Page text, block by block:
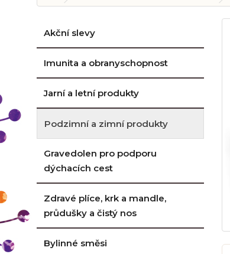
Akční slevy
Imunita a obranyschopnost
Jarní a letní produkty
Podzimní a zimní produkty
Gravedolen pro podporu
dýchacích cest
Zdravé plíce, krk a mandle,
průdušky a čistý nos
Bylinné směsi